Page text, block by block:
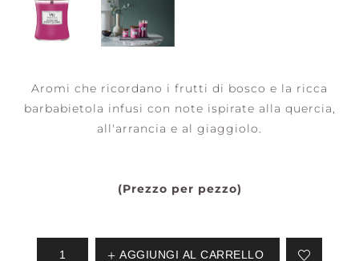
Aromi che ricordano i frutti di bosco e la ricca
barbabietola infusi con note ispirate alla quercia,
all'arrancia e al giaggiolo.
(Prezzo per pezzo)
AGGIUNGI AL CARRELLO